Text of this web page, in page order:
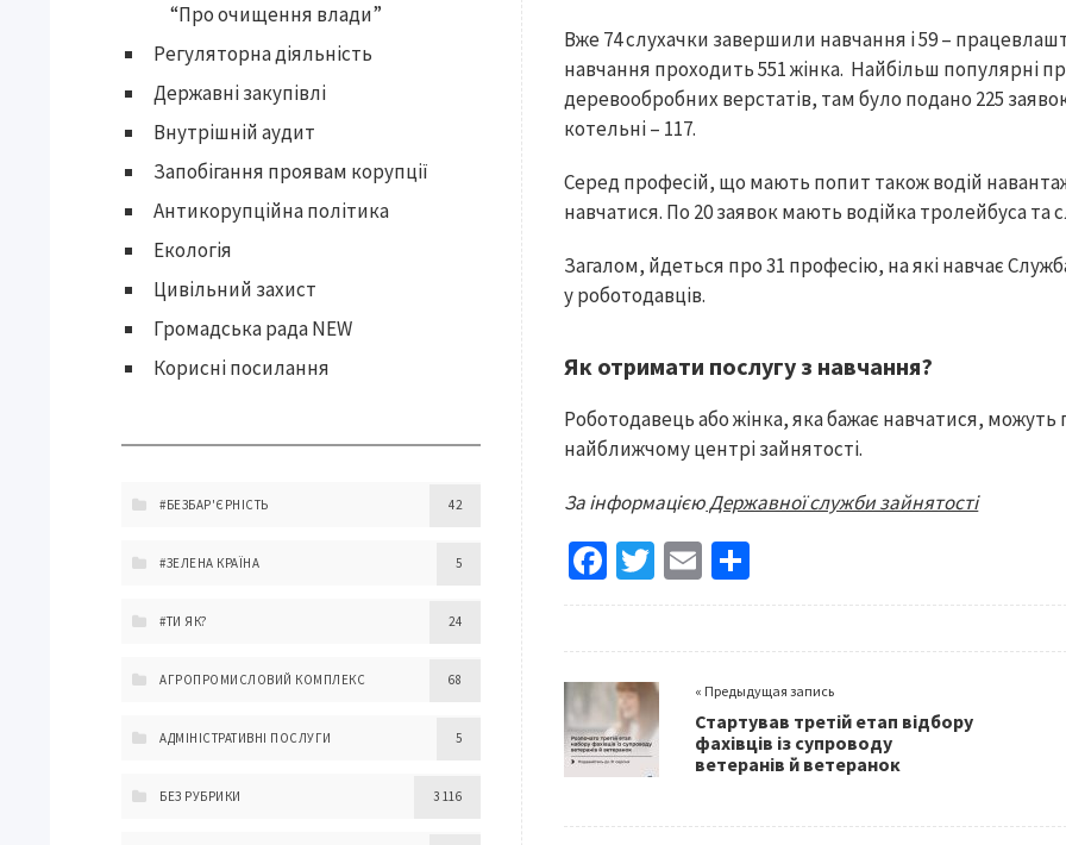
Вже 74 слухачки завершили навчання і 59 –
навчання проходить 551 жінка. Найбільш популярні
деревообробних верстатів, там було подано 225
котельні – 117.
Серед професій, що мають попит також водій
навчатися. По 20 заявок мають водійка тролейбуса
Загалом, йдеться про 31 професію, на які навчає
у роботодавців.
Як отримати послугу з навчання?
Роботодавець або жінка, яка бажає навчатися, можуть
найближчому центрі зайнятості.
За інформацієюДержавної служби зайнятості
Fa
ce
o
o
k
T
wi
er
E
m
l
h
« Предыдущая запись
Стартував третій етап відбору
фахівців із супроводу
ветеранів й ветеранок
“Про очищення влади”
Регуляторна діяльність
Державні закупівлі
Внутрішній аудит
Запобігання проявам корупції
Антикорупційна політика
Екологія
Цивільний захист
Громадська рада NEW
Корисні посилання
#БЕЗБАР'ЄРНІСТЬ 42
#ЗЕЛЕНА КРАЇНА 5
#ТИ ЯК? 24
АГРОПРОМИСЛОВИЙ КОМПЛЕКС 68
АДМІНІСТРАТИВНІ ПОСЛУГИ 5
БЕЗ РУБРИКИ 3 116